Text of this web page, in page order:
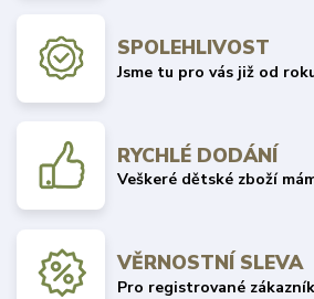
SPOLEHLIVOST
Jsme tu pro vás již od
RYCHLÉ DODÁNÍ
Veškeré dětské zboží
VĚRNOSTNÍ SLEVA
Pro registrované